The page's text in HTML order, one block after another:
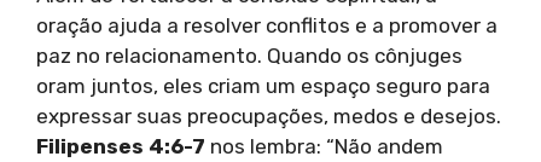
oração ajuda a resolver conflitos e a promover a
paz no relacionamento. Quando os cônjuges
oram juntos, eles criam um espaço seguro para
expressar suas preocupações, medos e desejos.
Filipenses 4:6-7 nos lembra: “Não andem